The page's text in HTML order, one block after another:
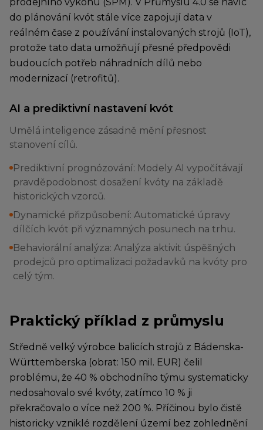
do plánování kvót stále více zapojují data v
reálném čase z používání instalovaných strojů (IoT),
protože tato data umožňují přesné předpovědi
budoucích potřeb náhradních dílů nebo
modernizací (retrofitů).
AI a prediktivní nastavení kvót
Umělá inteligence zásadně mění přesnost
stanovení cílů.
Prediktivní prognózování: Modely AI vypočítávají
pravděpodobnost dosažení kvóty na základě
historických vzorců.
Dynamické přizpůsobení: Automatické úpravy
dílčích kvót při významných posunech na trhu.
Behaviorální analýza: Analýza aktivit úspěšných
prodejců pro optimalizaci požadavků na kvóty pro
celý tým.
Praktický příklad z průmyslu
Středně velký výrobce balicích strojů z Bádenska-
Württemberska (obrat: 150 mil. EUR) čelil
problému, že 40 % obchodního týmu systematicky
nedosahovalo své kvóty, zatímco 10 % ji
překračovalo o více než 200 %. Příčinou bylo čistě
historicky vzniklé rozdělení území bez zohlednění